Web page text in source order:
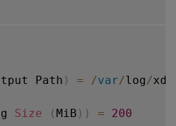
Path ) = /var/log /xdl
Size (MiB ) ) = 200